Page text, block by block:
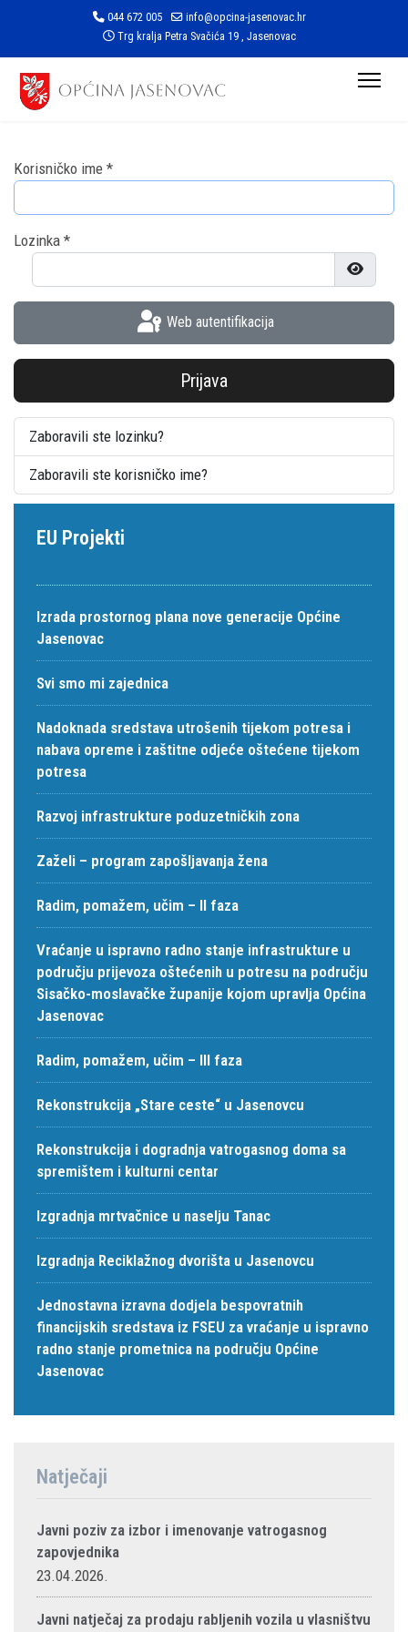
044 672 005
info@opcina-jasenovac.hr
Trg kralja Petra Svačića 19 , Jasenovac
Korisničko ime *
Lozinka *
Prikaži
Web autentifikacija
Prijava
Zaboravili ste lozinku?
Zaboravili ste korisničko ime?
EU Projekti
Izrada prostornog plana nove generacije Općine
Jasenovac
Svi smo mi zajednica
Nadoknada sredstava utrošenih tijekom potresa i
nabava opreme i zaštitne odjeće oštećene tijekom
potresa
Razvoj infrastrukture poduzetničkih zona
Zaželi – program zapošljavanja žena
Radim, pomažem, učim – II faza
Vraćanje u ispravno radno stanje infrastrukture u
području prijevoza oštećenih u potresu na području
Sisačko-moslavačke županije kojom upravlja Općina
Jasenovac
Radim, pomažem, učim – III faza
Rekonstrukcija „Stare ceste“ u Jasenovcu
Rekonstrukcija i dogradnja vatrogasnog doma sa
spremištem i kulturni centar
Izgradnja mrtvačnice u naselju Tanac
Izgradnja Reciklažnog dvorišta u Jasenovcu
Jednostavna izravna dodjela bespovratnih
financijskih sredstava iz FSEU za vraćanje u ispravno
radno stanje prometnica na području Općine
Jasenovac
Natječaji
Javni poziv za izbor i imenovanje vatrogasnog
zapovjednika
23.04.2026.
Javni natječaj za prodaju rabljenih vozila u vlasništvu